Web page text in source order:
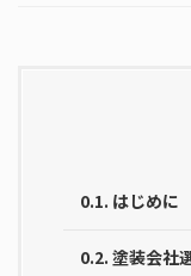
0.1. はじめに
0.2. 塗装会社